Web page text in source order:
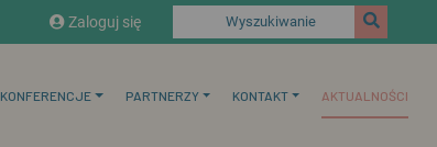
Zaloguj się Wyszukiwanie
KONFERENCJE PARTNERZY KONTAKT AKTUALNOŚCI